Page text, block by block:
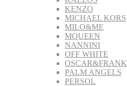
KENZO
MICHAEL KORS
MILO&ME
MQUEEN
NANNINI
OFF WHITE
OSCAR&FRANK
PALM ANGELS
PERSOL